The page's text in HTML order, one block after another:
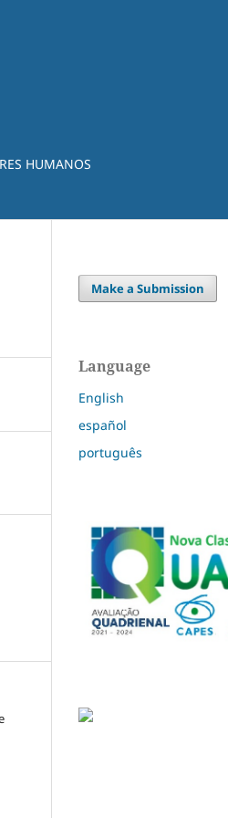
HUMANOS
Make a Submission
Language
English
español
português